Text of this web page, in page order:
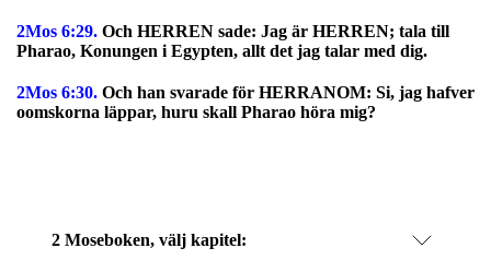
2Mos 6:29. Och HERREN sade: Jag är HERREN; tala till
Pharao, Konungen i Egypten, allt det jag talar med dig.
2Mos 6:30. Och han svarade för HERRANOM: Si, jag hafver
oomskorna läppar, huru skall Pharao höra mig?
2 Moseboken, välj kapitel: